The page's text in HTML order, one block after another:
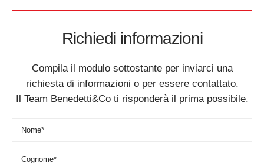
Richiedi informazioni
Compila il modulo sottostante per inviarci una
richiesta di informazioni o per essere contattato.
Il Team Benedetti&Co ti risponderà il prima possibile.